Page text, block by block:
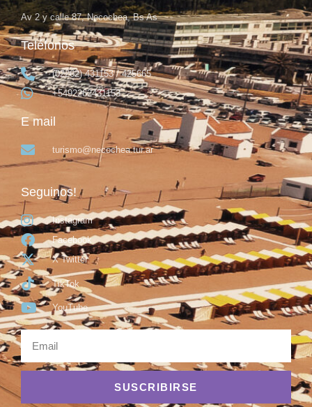
Av 2 y calle 87, Necochea, Bs As
Teléfonos
(02262) 431153 / 425665
+5492262431153
E mail
turismo@necochea.tur.ar
Seguinos!
Instagram
Facebook
X Twitter
TikTok
YouTube
SUSCRIBIRSE